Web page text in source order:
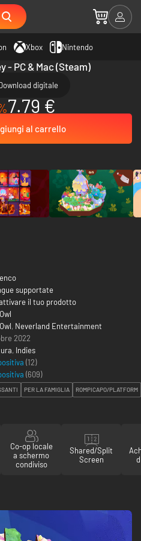
Xbox Nintendo
- PC & Mac (Steam)
digitale
7.79 €
al carrello
supportate
il tuo prodotto
, Neverland Entertainment
2022
, Indies
(12)
(609)
PER LA FAMIGLIA ROMPICAPO/PLATFORM
Co-op locale
a schermo
condiviso
Shared/Split
Screen